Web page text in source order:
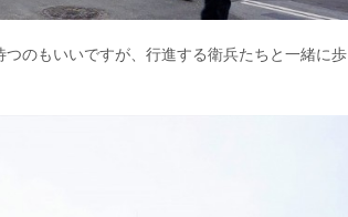
のもいいですが、行進する衛兵たちと一緒に歩